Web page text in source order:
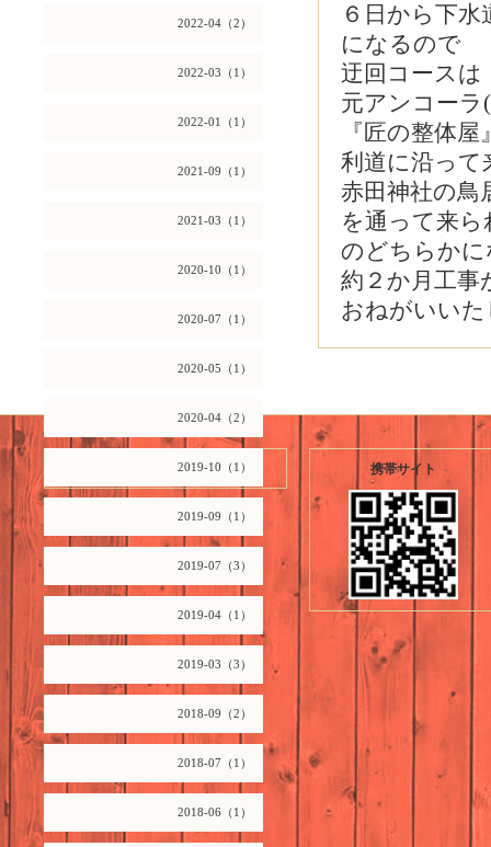
2022-04（2）
2022-03（1）
2022-01（1）
2021-09（1）
2021-03（1）
2020-10（1）
2020-07（1）
2020-05（1）
2020-04（2）
2019-10（1）
2019-09（1）
2019-07（3）
2019-04（1）
2019-03（3）
2018-09（2）
2018-07（1）
2018-06（1）
６日から下
になるので
迂回コースは
元アンコー
『匠の整体
利道に沿っ
赤田神社の鳥
を通って来ら
のどちらか
約２か月工
おねがいい
2026.08.09 Sunday 携帯サイト